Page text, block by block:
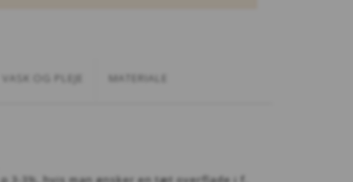
VASK OG PLEJE MATERIALE